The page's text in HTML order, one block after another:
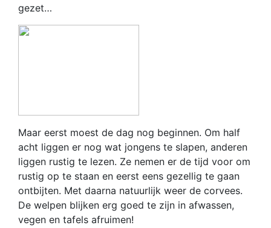
gezet…
Maar eerst moest de dag nog beginnen. Om half
acht liggen er nog wat jongens te slapen, anderen
liggen rustig te lezen. Ze nemen er de tijd voor om
rustig op te staan en eerst eens gezellig te gaan
ontbijten. Met daarna natuurlijk weer de corvees.
De welpen blijken erg goed te zijn in afwassen,
vegen en tafels afruimen!